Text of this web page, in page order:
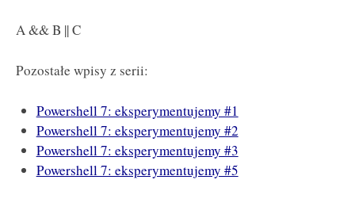
A && B || C
Pozostałe wpisy z serii:
Powershell 7: eksperymentujemy #1
Powershell 7: eksperymentujemy #2
Powershell 7: eksperymentujemy #3
Powershell 7: eksperymentujemy #5